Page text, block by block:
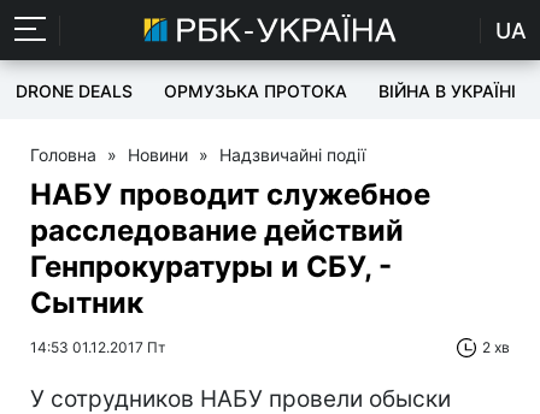
UA
DRONE DEALS ОРМУЗЬКА ПРОТОКА ВІЙНА В УКРАЇНІ
Головна » Новини » Надзвичайні події
НАБУ проводит служебное
расследование действий
Генпрокуратуры и СБУ, -
Сытник
14:53 01.12.2017 Пт 2 хв
У сотрудников НАБУ провели обыски